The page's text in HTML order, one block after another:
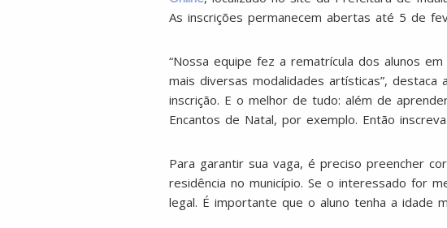
As inscrições permanecem abertas até 5 de
“Nossa equipe fez a rematrícula dos alunos
mais diversas modalidades artísticas”,
inscrição. E o melhor de tudo: além de
Encantos de Natal, por exemplo. Então
Para garantir sua vaga, é preciso preencher
residência no município. Se o interessado for
legal. É importante que o aluno tenha a idade